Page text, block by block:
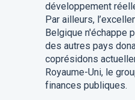
développement
Par ailleurs,
Belgique n'échappe
des autres pays
coprésidons
Royaume-Uni, le
finances publiques.